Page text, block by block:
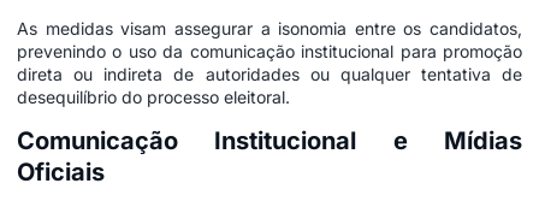
As medidas visam assegurar a isonomia entre os candidatos,
prevenindo o uso da comunicação institucional para promoção
direta ou indireta de autoridades ou qualquer tentativa de
desequilíbrio do processo eleitoral.
Comunicação Institucional e Mídias
Oficiais